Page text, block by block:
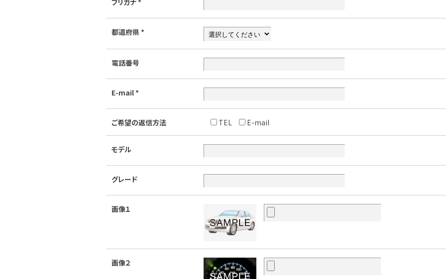
都道府県 *
電話番号
E-mail *
ご希望の返信方法 TEL E-mail
モデル
グレード
画像１
画像２